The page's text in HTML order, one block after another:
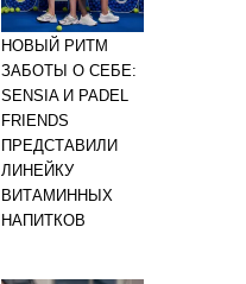
НОВЫЙ РИТМ
ЗАБОТЫ О СЕБЕ:
SENSIA И PADEL
FRIENDS
ПРЕДСТАВИЛИ
ЛИНЕЙКУ
ВИТАМИННЫХ
НАПИТКОВ